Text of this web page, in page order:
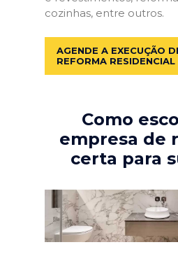
cozinhas, entre outros.
AGENDE A EXECUÇÃO
REFORMA RESIDENCIAL
Como
empresa de
certa para